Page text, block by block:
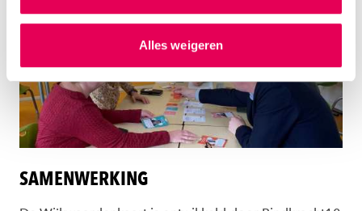
gepersonaliseerde advertenties te plaatsen. Lees
cookiestatement. Via ‘Zelf instellen’ kun je ook zelf
instellen welke cookies we plaatsen. Je kunt je
toestemming altijd wijzigen of intrekken via
onscookiestatement.
Alles weigeren
SAMENWERKING